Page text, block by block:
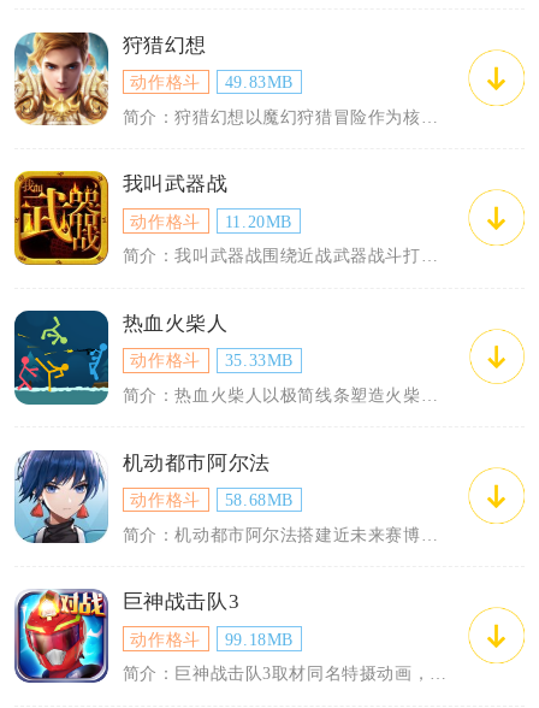
狩猎幻想
动作格斗
49.83MB
我叫武器战
动作格斗
11.20MB
简介：我叫武器战围绕近战武器战斗打造闯关养成手游，主打单手触屏操作与武器深度养成，...
热血火柴人
动作格斗
35.33MB
机动都市阿尔法
动作格斗
58.68MB
巨神战击队3
动作格斗
99.18MB
简介：巨神战击队3取材同名特摄动画，玩家操控Q版超救分队战士闯关作战。游戏还原红宵...